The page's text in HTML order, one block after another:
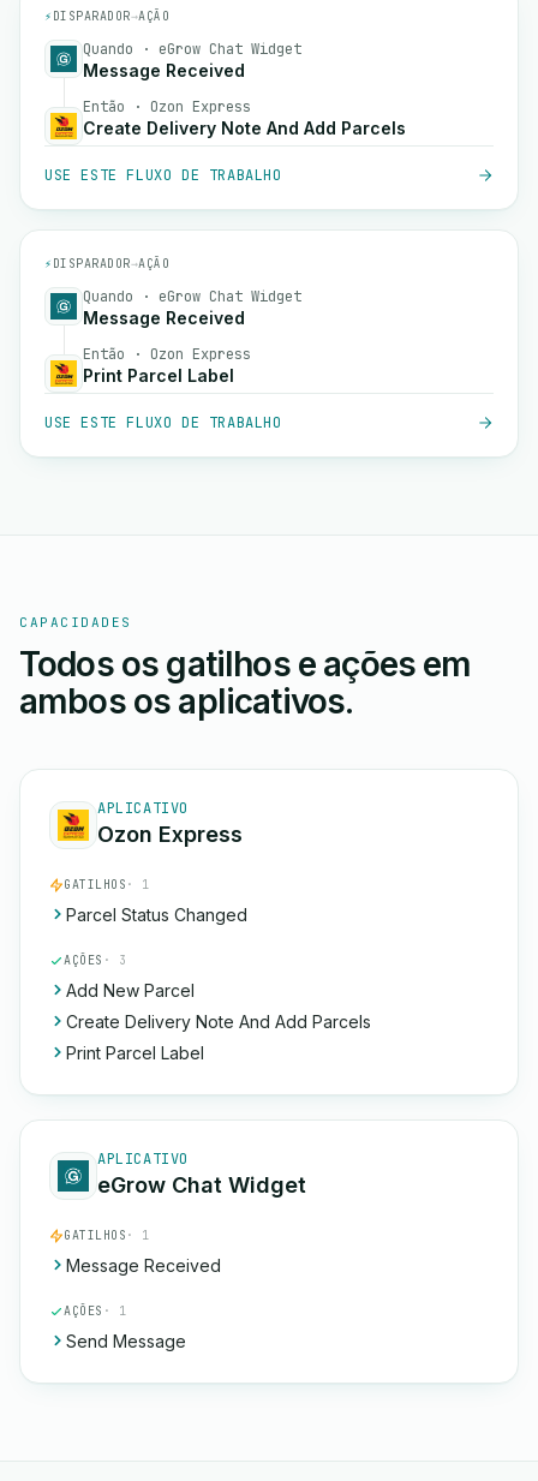
⚡ DISPARADOR→AÇÃO
Quando · eGrow Chat Widget
Message Received
Então · Ozon Express
Create Delivery Note And Add Parcels
USE ESTE FLUXO DE TRABALHO
⚡ DISPARADOR→AÇÃO
Quando · eGrow Chat Widget
Message Received
Então · Ozon Express
Print Parcel Label
USE ESTE FLUXO DE TRABALHO
CAPACIDADES
Todos os gatilhos e ações em
ambos os aplicativos.
APLICATIVO
Ozon Express
GATILHOS · 1
Parcel Status Changed
AÇÕES · 3
Add New Parcel
Create Delivery Note And Add Parcels
Print Parcel Label
APLICATIVO
eGrow Chat Widget
GATILHOS · 1
Message Received
AÇÕES · 1
Send Message